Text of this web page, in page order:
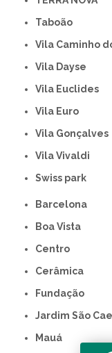
Taboão
Vila Caminho
Vila Dayse
Vila Euclides
Vila Euro
Vila Gonçalves
Vila Vivaldi
swiss park
Barcelona
Boa Vista
Centro
Cerâmica
Fundação
Jardim São
Mauá